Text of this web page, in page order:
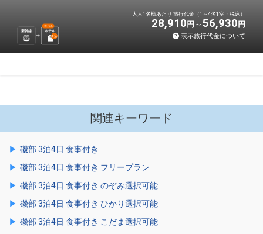
新幹線 ホテル
選べる
1 泊
大人1名様あたり 旅行代金（1～4名1室・税込）
28,910 円 56,930 円
表示旅行代金について
関連キーワード
磯部 3泊4日 食事付き
磯部 3泊4日 食事付き フリープラン
磯部 3泊4日 食事付き のぞみ選択可能
磯部 3泊4日 食事付き ひかり選択可能
磯部 3泊4日 食事付き こだま選択可能